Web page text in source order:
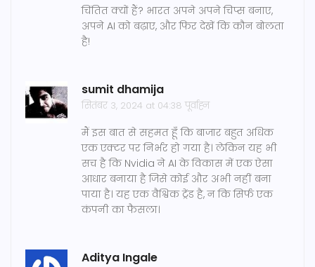
चिंतित क्यों हैं? भारत अपने अपने चिप्स बनाए,
अपने AI को बढ़ाए, और फिर देखें कि कौन बोलता
है!
sumit dhamija
सितंबर 3, 2024 at 04:38 पूर्वाह्न
मैं इस बात से सहमत हूँ कि बाजार बहुत अधिक
एक एक्टर पर निर्भर हो गया है। लेकिन यह भी
सच है कि Nvidia ने AI के विकास में एक ऐसा
आधार बनाया है जिसे कोई और अभी नहीं बना
पाया है। यह एक वैश्विक ट्रेंड है, न कि सिर्फ एक
कंपनी का फैसला।
Aditya Ingale